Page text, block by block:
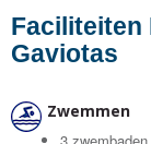
Faciliteiten
Gaviotas
Zwemmen